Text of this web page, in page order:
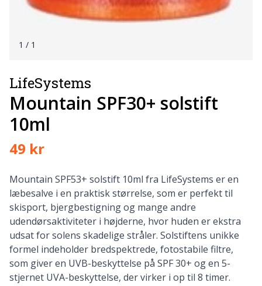
1 / 1
LifeSystems
Mountain SPF30+ solstift
10ml
49 kr
Mountain SPF53+ solstift 10ml fra LifeSystems er en
læbesalve i en praktisk størrelse, som er perfekt til
skisport, bjergbestigning og mange andre
udendørsaktiviteter i højderne, hvor huden er ekstra
udsat for solens skadelige stråler. Solstiftens unikke
formel indeholder bredspektrede, fotostabile filtre,
som giver en UVB-beskyttelse på SPF 30+ og en 5-
stjernet UVA-beskyttelse, der virker i op til 8 timer.